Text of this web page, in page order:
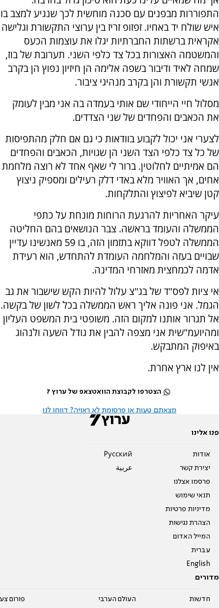
התפוררות מבפנים עם סכנה מוחשית לכך שנגיע למצב בו
איש שולח יד באחיו. זפזופ זריז בין ערוצי התקשורת וגלישה
אקראית ברשתות החברתיות יגלו את עוצמות הכעס
והמשטמה האצורות בכל צד כלפי השני. תערובת של בוז,
שמחה לאיד ודיבור בשפה אלימה הן חיזיון נפוץ הן בקרב
אנשי תקשורת והן בקרב מנהיגי ציבור.
מסלול חיי הייחודי שם אותי בעמדה בה אני מבין לעומק
את הכאבים והפחדים של שני הצדדים.
לצערי אני יכול לקבוע בוודאות כי גם אם חלק מהתפיסות
של כל צד כלפי הצד השני הן שגויות, הכאבים והפחדים
הם אמיתיים לחלוטין. ברור לי שאף אחד לא רוצה מלחמת
אחים, אך האוויר מלא באדי דלק רעילים ומספיק ניצוץ
קטן שיביא לפיצוץ והתלקחות.
עיקר האחריות להרגעת הרוחות מונחת על כתפי
הממשלה והעומד בראשה. צבר הנושאים בהם החליטה
הממשלה לטפל דווקא בתזמון הזה, בו 59 מאנשינו עדיין
שבויים בעזה והמלחמה העומדת להתחדש, הוא רעידת
אדמה לכמחצית מאזרחי המדינה.
אי ציות לפס"ד של בג"צ עלול להיות הקש שישבור את גב
הגמל. אני פונה אליך ראש הממשלה בכל לשון של בקשה.
אל תגרור אותנו למקום הזה. משופטי בית המשפט העליון
ומהיועמ"שית אני מצפה להבין את גודל השעה ולנהוג
באיפוק המתבקש.
אין לנו ארץ אחרת.
הצטרפו לקבוצת הוואטצאפ של ערוץ 7
מצאתם טעות או פרסומת לא ראויה? דווחו לנו
פנו אלינו
אודות
יצירת קשר
פרסמו אצלנו
תנאי שימוש
מדיניות פרטיות
הצהרת נגישות
המייל האדום
עברית
English
Pусский
عربية
מדורים
חדשות העולם הערבי פורום